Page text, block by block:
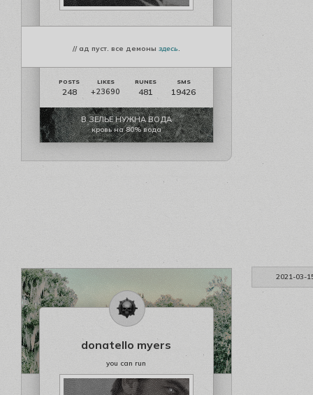
// ад пуст. все демоны здесь
248 +23690 481 19426
В ЗЕЛЬЕ НУЖНА ВОДА
кровь на 80% вода
2021-03-
donatello myers
you can run